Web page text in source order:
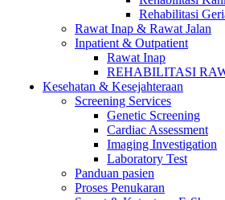
Rehabilitasi
Rawat Inap & Rawat Jalan
Inpatient & Outpatient
Rawat Inap
REHABILITASI
Kesehatan & Kesejahteraan
Screening Services
Genetic Screening
Cardiac Assessment
Imaging Investigation
Laboratory Test
Panduan pasien
Proses Penukaran